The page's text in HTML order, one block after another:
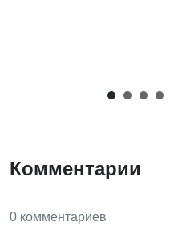
Комментарии
0 комментариев